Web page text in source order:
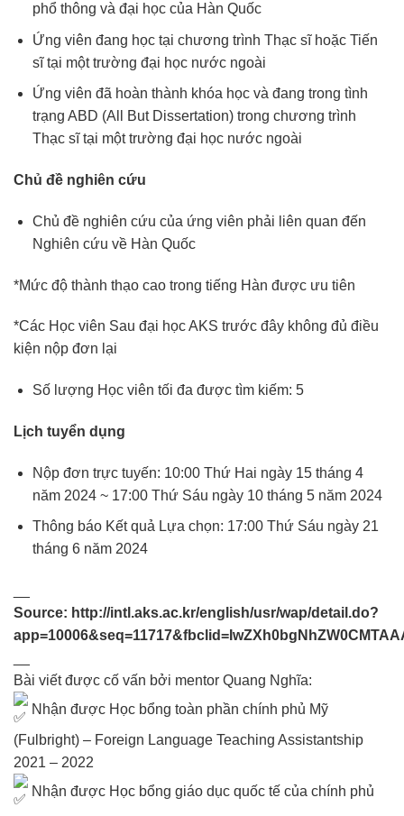
phổ thông và đại học của Hàn Quốc
Ứng viên đang học tại chương trình Thạc sĩ hoặc Tiến
sĩ tại một trường đại học nước ngoài
Ứng viên đã hoàn thành khóa học và đang trong tình
trạng ABD (All But Dissertation) trong chương trình
Thạc sĩ tại một trường đại học nước ngoài
Chủ đề nghiên cứu
Chủ đề nghiên cứu của ứng viên phải liên quan đến
Nghiên cứu về Hàn Quốc
*Mức độ thành thạo cao trong tiếng Hàn được ưu tiên
*Các Học viên Sau đại học AKS trước đây không đủ điều
kiện nộp đơn lại
Số lượng Học viên tối đa được tìm kiếm: 5
Lịch tuyển dụng
Nộp đơn trực tuyến: 10:00 Thứ Hai ngày 15 tháng 4
năm 2024 ~ 17:00 Thứ Sáu ngày 10 tháng 5 năm 2024
Thông báo Kết quả Lựa chọn: 17:00 Thứ Sáu ngày 21
tháng 6 năm 2024
Source: http://intl.aks.ac.kr/english/usr/wap/detail.do?
Bài viết được cố vấn bởi mentor Quang Nghĩa:
Nhận được Học bổng toàn phần chính phủ Mỹ
(Fulbright) – Foreign Language Teaching Assistantship
2021 – 2022
Nhận được Học bổng giáo dục quốc tế của chính phủ